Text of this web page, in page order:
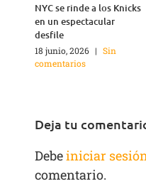
NYC se rinde a los Knicks
en un espectacular
desfile
18 junio, 2026 | Sin
comentarios
Deja tu
Debeiniciar
comentario.